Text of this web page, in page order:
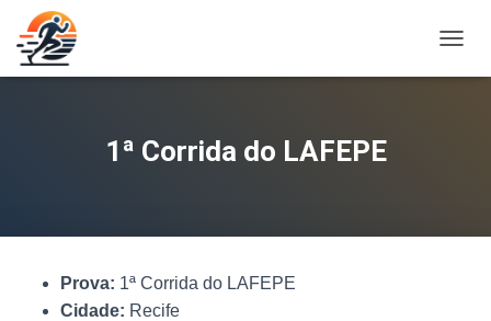
L
1ª Corrida do LAFEPE
Prova: 1ª Corrida do LAFEPE
Cidade: Recife